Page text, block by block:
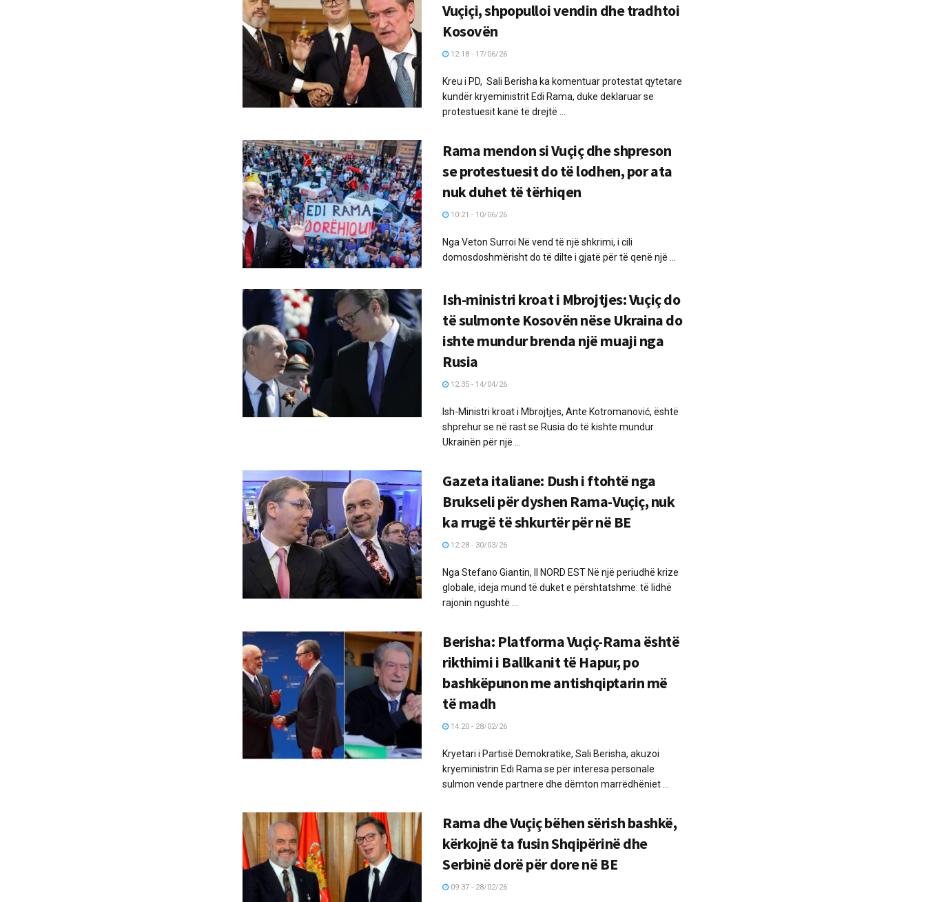
Vuçiçi, shpopulloi vendin dhe tradhtoi
Kosovën
12:18 - 17/06/26
Kreu i PD, Sali Berisha ka komentuar protestat qytetare
kundër kryeministrit Edi Rama, duke deklaruar se
protestuesit kanë të drejtë ...
Rama mendon si Vuçiç dhe shpreson
se protestuesit do të lodhen, por ata
nuk duhet të tërhiqen
10:21 - 10/06/26
Nga Veton Surroi Në vend të një shkrimi, i cili
domosdoshmërisht do të dilte i gjatë për të qenë një ...
Ish-ministri kroat i Mbrojtjes: Vuçiç do
të sulmonte Kosovën nëse Ukraina do
ishte mundur brenda një muaji nga
Rusia
12:35 - 14/04/26
Ish-Ministri kroat i Mbrojtjes, Ante Kotromanović, është
shprehur se në rast se Rusia do të kishte mundur
Ukrainën për një ...
Gazeta italiane: Dush i ftohtë nga
Brukseli për dyshen Rama-Vuçiç, nuk
ka rrugë të shkurtër për në BE
12:28 - 30/03/26
Nga Stefano Giantin, Il NORD EST Në një periudhë krize
globale, ideja mund të duket e përshtatshme: të lidhë
rajonin ngushtë ...
Berisha: Platforma Vuçiç-Rama është
rikthimi i Ballkanit të Hapur, po
bashkëpunon me antishqiptarin më
të madh
14:20 - 28/02/26
Kryetari i Partisë Demokratike, Sali Berisha, akuzoi
kryeministrin Edi Rama se për interesa personale
sulmon vende partnere dhe dëmton marrëdhëniet ...
Rama dhe Vuçiç bëhen sërish bashkë,
kërkojnë ta fusin Shqipërinë dhe
Serbinë dorë për dore në BE
09:37 - 28/02/26